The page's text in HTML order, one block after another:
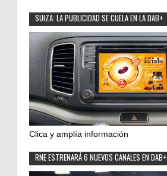
SUIZA: LA PUBLICIDAD SE CUELA EN LA DAB+
Clica y amplía información
RNE ESTRENARÁ 6 NUEVOS CANALES EN DAB+